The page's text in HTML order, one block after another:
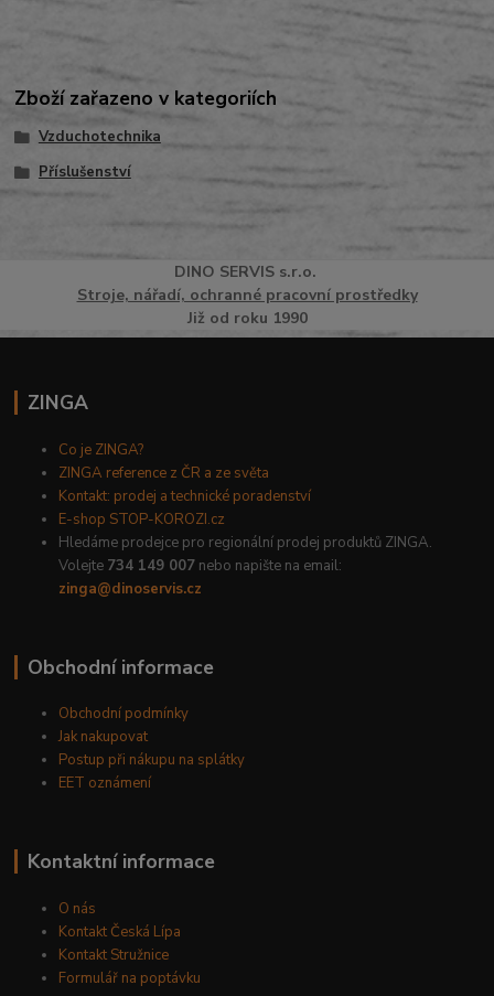
Zboží zařazeno v kategoriích
Vzduchotechnika
Příslušenství
DINO SERVISs.r.o.
Stroje, nářadí, ochranné pracovní prostředky
Již od roku 1990
ZINGA
Co je ZINGA?
ZINGA reference z ČR a ze světa
Kontakt: prodej a technické poradenství
E-shop STOP-KOROZI.cz
Hledáme prodejce pro regionální prodej produktů ZINGA.
Volejte 734 149 007 nebo napište na email:
zinga@dinoservis.cz
Obchodní informace
Obchodní podmínky
Jak nakupovat
Postup při nákupu na splátky
EET oznámení
Kontaktní informace
O nás
Kontakt Česká Lípa
Kontakt Stružnice
Formulář na poptávku